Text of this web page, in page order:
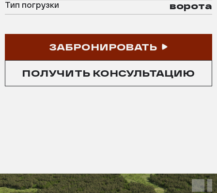
Тип погрузки ворота
ЗАБРОНИРОВАТЬ
ПОЛУЧИТЬ КОНСУЛЬТАЦИЮ